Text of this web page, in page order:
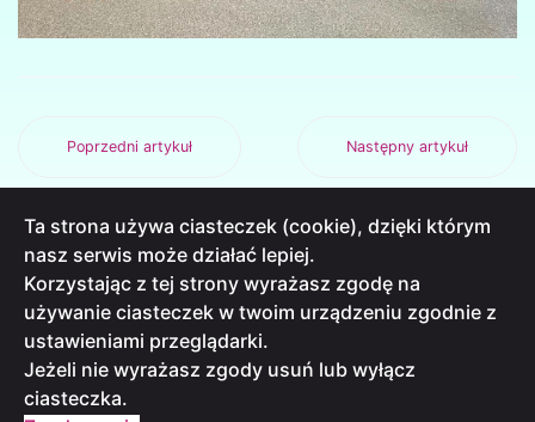
Poprzedni artykuł Następny artykuł
INFORMACJA O PRZETWARZANIU DANYCH
DEKLARACJE DOSTĘPNOŚCI
STANDARDY OCHRONY MAŁOLETNICH
Ta strona używa ciasteczek (cookie), dzięki którym
nasz serwis może działać lepiej.
Korzystając z tej strony wyrażasz zgodę na
używanie ciasteczek w twoim urządzeniu zgodnie z
ustawieniami przeglądarki.
Jeżeli nie wyrażasz zgody usuń lub wyłącz
ciasteczka.